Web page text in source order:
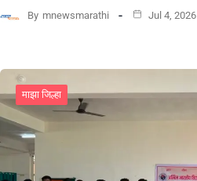
By mnewsmarathi Jul 4, 2026
माझा जिल्हा